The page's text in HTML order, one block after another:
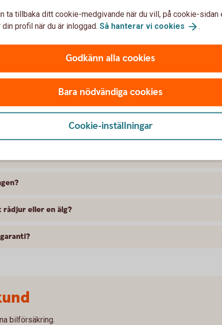
Skoda
mig?
det?
eller en älg?
bilförsäkring.
ta tillbaka ditt cookie-medgivande när du vill, på cookie-sidan
din profil när du är inloggad. Så hanterar vi cookies .
Godkänn alla cookies
Bara nödvändiga cookies
Cookie-inställningar